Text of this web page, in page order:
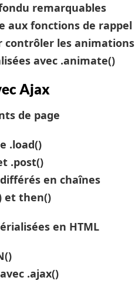
remarquables
aux fonctions de rappel
contrôler les animations
avec .animate()
Ajax
de page
.load()
.post()
en chaînes
et then()
en HTML
.ajax()